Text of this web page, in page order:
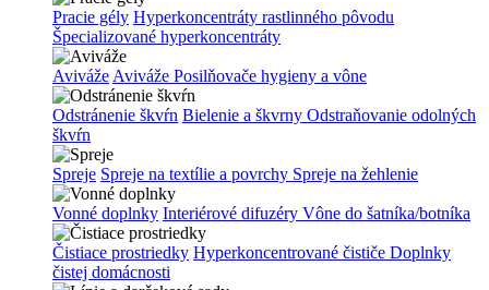
Pracie gély Hyperkoncentráty rastlinného pôvodu
Špecializované hyperkoncentráty
Aviváže Aviváže Posilňovače hygieny a vône
Odstránenie škvŕn Bielenie a škvrny Odstraňovanie odolných
škvŕn
Spreje Spreje na textílie a povrchy Spreje na žehlenie
Vonné doplnky Interiérové difuzéry Vône do šatníka/botníka
Čistiace prostriedky Hyperkoncentrované čističe Doplnky
čistej domácnosti